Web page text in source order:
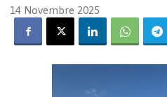
14 Novembre 2025